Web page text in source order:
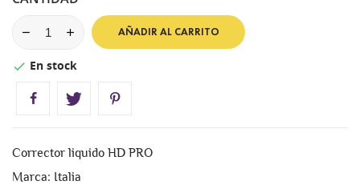
AÑADIR AL CARRITO
 En stock
Corrector liquido HD PRO
Marca: Italia